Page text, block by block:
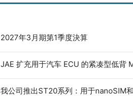
2027年3月期第1季度決算
JAE 扩充用于汽车 ECU 的紧凑型低背
我公司推出ST20系列：用于nanoSIM